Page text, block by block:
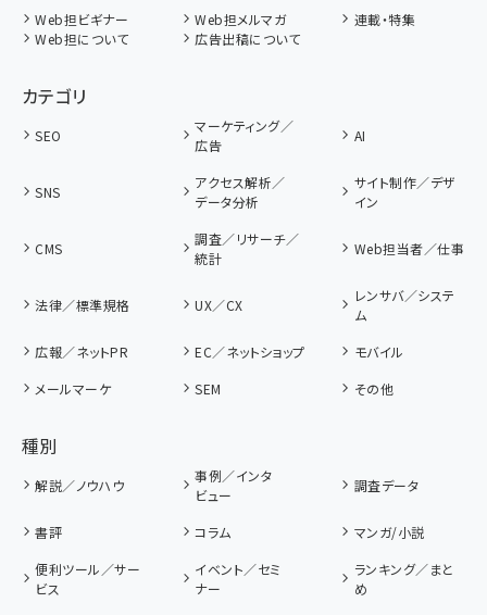
Web担ビギナー Web担メルマガ
連載・特集
Web担について
広告出稿について
カテゴリ
SEO
マーケティング／
広告
AI
SNS
アクセス解析／
データ分析
サイト制作／デザ
イン
CMS
調査／リサーチ／
統計
Web担当者／仕事
法律／標準規格 UX／CX
レンサバ／システ
ム
広報／ネットPR
EC／ネットショップ
モバイル
メールマーケ
SEM その他
種別
解説／ノウハウ
事例／インタ
ビュー
調査データ
書評 コラム
マンガ/小説
便利ツール／サー
ビス
イベント／セミ
ナー
ランキング／まと
め